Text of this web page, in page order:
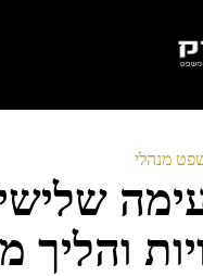
מנהלי
והליך